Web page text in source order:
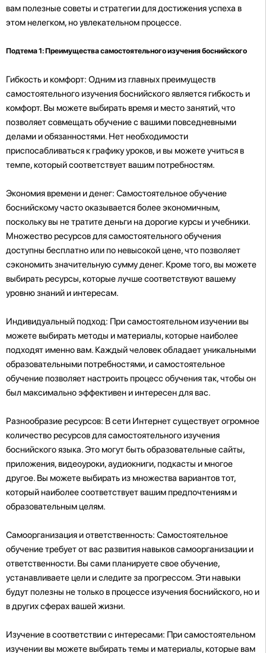
вам полезные советы и стратегии для достижения успеха в
этом нелегком, но увлекательном процессе.
Подтема 1: Преимущества самостоятельного изучения боснийского
Гибкость и комфорт: Одним из главных преимуществ
самостоятельного изучения боснийского является гибкость и
комфорт. Вы можете выбирать время и место занятий, что
позволяет совмещать обучение с вашими повседневными
делами и обязанностями. Нет необходимости
приспосабливаться к графику уроков, и вы можете учиться в
темпе, который соответствует вашим потребностям.
Экономия времени и денег: Самостоятельное обучение
боснийскому часто оказывается более экономичным,
поскольку вы не тратите деньги на дорогие курсы и учебники.
Множество ресурсов для самостоятельного обучения
доступны бесплатно или по невысокой цене, что позволяет
сэкономить значительную сумму денег. Кроме того, вы можете
выбирать ресурсы, которые лучше соответствуют вашему
уровню знаний и интересам.
Индивидуальный подход: При самостоятельном изучении вы
можете выбирать методы и материалы, которые наиболее
подходят именно вам. Каждый человек обладает уникальными
образовательными потребностями, и самостоятельное
обучение позволяет настроить процесс обучения так, чтобы он
был максимально эффективен и интересен для вас.
Разнообразие ресурсов: В сети Интернет существует огромное
количество ресурсов для самостоятельного изучения
боснийского языка. Это могут быть образовательные сайты,
приложения, видеоуроки, аудиокниги, подкасты и многое
другое. Вы можете выбирать из множества вариантов тот,
который наиболее соответствует вашим предпочтениям и
образовательным целям.
Самоорганизация и ответственность: Самостоятельное
обучение требует от вас развития навыков самоорганизации и
ответственности. Вы сами планируете свое обучение,
устанавливаете цели и следите за прогрессом. Эти навыки
будут полезны не только в процессе изучения боснийского, но и
в других сферах вашей жизни.
Изучение в соответствии с интересами: При самостоятельном
изучении вы можете выбирать темы и материалы, которые вам